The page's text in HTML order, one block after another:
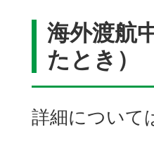
海外渡航
たとき）
詳細について